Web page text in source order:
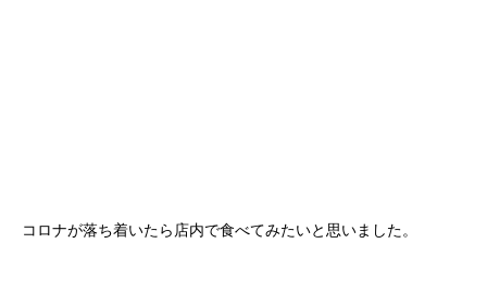
コロナが落ち着いたら店内で食べてみたいと思いました。